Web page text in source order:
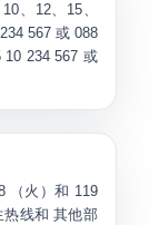
、12、15、
567 或 088
10 234 567 或
（火）和 119
热线和 其他部